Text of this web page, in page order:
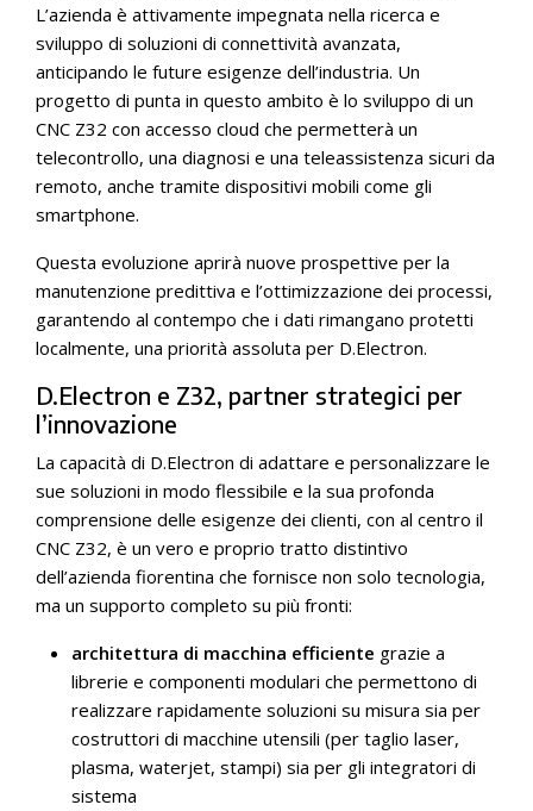
L’azienda è attivamente impegnata nella ricerca e
sviluppo di soluzioni di connettività avanzata,
anticipando le future esigenze dell’industria. Un
progetto di punta in questo ambito è lo sviluppo di un
CNC Z32 con accesso cloud che permetterà un
telecontrollo, una diagnosi e una teleassistenza sicuri da
remoto, anche tramite dispositivi mobili come gli
smartphone.
Questa evoluzione aprirà nuove prospettive per la
manutenzione predittiva e l’ottimizzazione dei processi,
garantendo al contempo che i dati rimangano protetti
localmente, una priorità assoluta per D.Electron.
D.Electron e Z32, partner strategici per
l’innovazione
La capacità di D.Electron di adattare e personalizzare le
sue soluzioni in modo flessibile e la sua profonda
comprensione delle esigenze dei clienti, con al centro il
CNC Z32, è un vero e proprio tratto distintivo
dell’azienda fiorentina che fornisce non solo tecnologia,
ma un supporto completo su più fronti:
architettura di macchina efficiente grazie a
librerie e componenti modulari che permettono di
realizzare rapidamente soluzioni su misura sia per
costruttori di macchine utensili (per taglio laser,
plasma, waterjet, stampi) sia per gli integratori di
sistema